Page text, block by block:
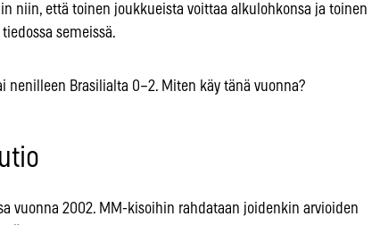
niin, että toinen joukkueista voittaa alkulohkonsa ja toinen
semeissä.
nenilleen Brasilialta 0–2. Miten käy tänä vuonna?
vuonna 2002. MM-kisoihin rahdataan joidenkin arvioiden